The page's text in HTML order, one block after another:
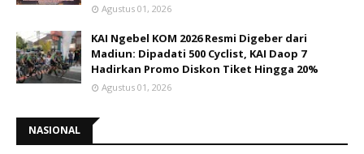
Agustus 01, 2026
KAI Ngebel KOM 2026 Resmi Digeber dari
Madiun: Dipadati 500 Cyclist, KAI Daop 7
Hadirkan Promo Diskon Tiket Hingga 20%
Agustus 01, 2026
NASIONAL